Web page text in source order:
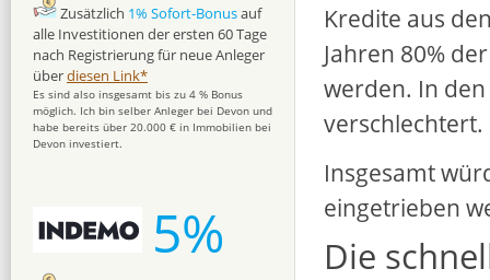
Kredite aus
Jahren 80%
werden. In
verschlechtert.
Insgesamt
eingetrieben
Die
Zusätzlich 1% Sofort-Bonusauf
alle Investitionen der ersten 60 Tage
nach Registrierung für neue Anleger
überdiesen Link*
Es sind also insgesamt bis zu 4 % Bonus
möglich. Ich bin selber Anleger bei Devon und
habe bereits über 20.000 € in Immobilien bei
Devon investiert.
5%